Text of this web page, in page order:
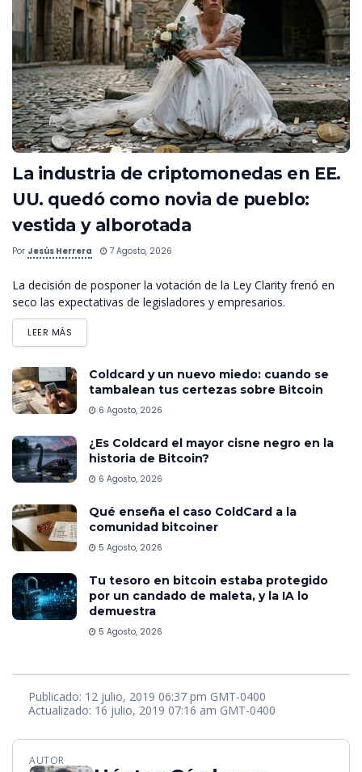
La industria de criptomonedas en EE.
UU. quedó como novia de pueblo:
vestida y alborotada
Por Jesús Herrera 7 Agosto, 2026
La decisión de posponer la votación de la Ley Clarity frenó en
seco las expectativas de legisladores y empresarios.
LEER MÁS
Coldcard y un nuevo miedo: cuando se
tambalean tus certezas sobre Bitcoin
6 Agosto, 2026
¿Es Coldcard el mayor cisne negro en la
historia de Bitcoin?
6 Agosto, 2026
Qué enseña el caso ColdCard a la
comunidad bitcoiner
5 Agosto, 2026
Tu tesoro en bitcoin estaba protegido
por un candado de maleta, y la IA lo
demuestra
5 Agosto, 2026
Publicado: 12 julio, 2019 06:37 pm GMT-0400
Actualizado: 16 julio, 2019 07:16 am GMT-0400
AUTOR